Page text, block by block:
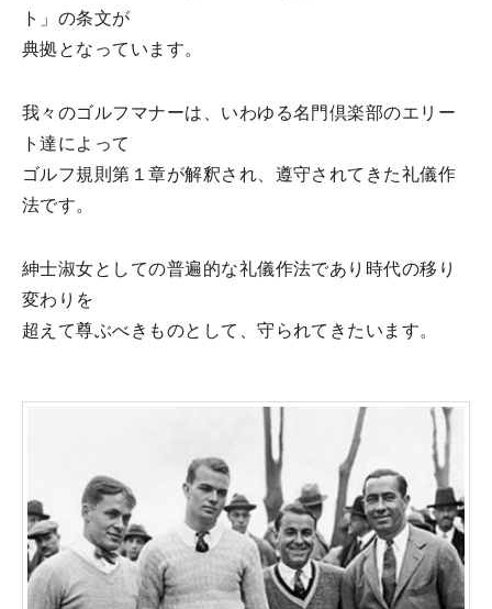
ト」の条文が
典拠となっています。
我々のゴルフマナーは、いわゆる名門倶楽部のエリー
ト達によって
ゴルフ規則第１章が解釈され、遵守されてきた礼儀作
法です。
紳士淑女としての普遍的な礼儀作法であり時代の移り
変わりを
超えて尊ぶべきものとして、守られてきたいます。